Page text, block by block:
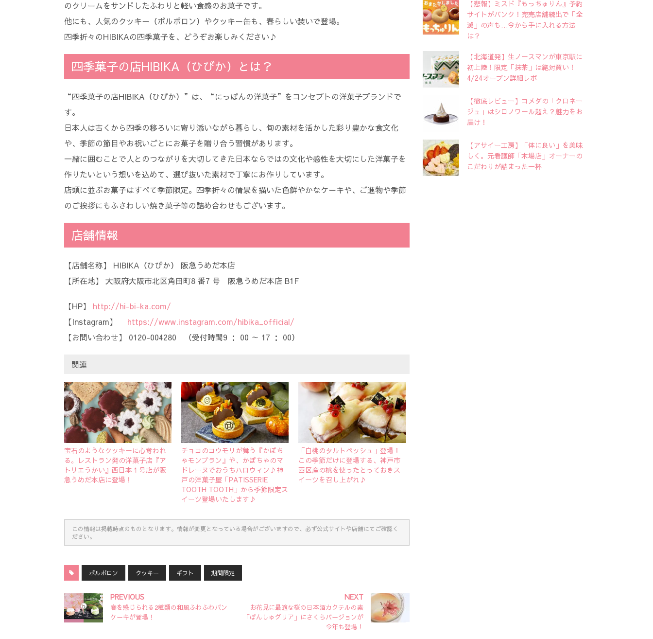
のクリームをサンドしたふわりと軽い食感のお菓子です。
他にも、人気のクッキー（ポルボロン）やクッキー缶も、春らしい装いで登場。
四季折々のHIBIKAの四季菓子を、どうぞお楽しみください♪
四季菓子の店HIBIKA（ひびか）とは？
“四季菓子の店HIBIKA（ひびか）”は、“にっぽんの洋菓子”をコンセプトの洋菓子ブランドで
す。
日本人は古くから四季の移ろいに寄り添いながら暮らし、旬の素材を活かした彩り豊かな食文化
や、季節の節目やお祝いごとにお菓子を贈り合う習慣があります。
一緒に囲むことで人とのつながりを大切してきた日本ならではの文化や感性を大切にした洋菓子を
作りたいという想いを込めて、選び抜いた素材で丁寧にお作りしています。
店頭に並ぶお菓子はすべて季節限定。四季折々の情景を描いた色鮮やかなケーキや、ご進物や季節
のご挨拶にもふさわしい焼き菓子等の詰め合わせもございます。
店舗情報
【店舗名称】 HIBIKA（ひびか） 阪急うめだ本店
【所在地】 大阪府大阪市北区角田町8 番7 号 阪急うめだ本店 B1F
【HP】 http://hi-bi-ka.com/
【Instagram】 https://www.instagram.com/hibika_official/
【お問い合わせ】 0120-004280 （受付時間9 ： 00 ～ 17 ： 00）
関連
宝石のようなクッキーに心奪われ
る。レストラン発の洋菓子店『ア
トリエうかい』西日本１号店が阪
急うめだ本店に登場！
チョコのコウモリが舞う『かぼち
ゃモンブラン』や、かぼちゃのマ
ドレーヌでおうちハロウィン♪神
戸の洋菓子屋「PATISSERIE
TOOTH TOOTH」から季節限定ス
イーツ登場いたします♪
「白桃のタルトペッシュ」登場！
この季節だけに登場する、神戸市
西区産の桃を使ったとっておきス
イーツを召し上がれ♪
この情報は掲載時点のものとなります。情報が変更となっている場合がございますので、必ず公式サイトや店舗にてご確認く
ださい。
ポルポロン クッキー ギフト 期間限定
PREVIOUS
春を感じられる2種類の和風ふわふわパン
ケーキが登場！
NEXT
お花見に最適な桜の日本酒カクテルの素
「ぽんしゅグリア」にさくらバージョンが
今年も登場！
【悲報】ミスド『もっちゅりん』予約
サイトがパンク！完売店舗続出で「全
滅」の声も…今から手に入れる方法
は？
【北海道発】生ノースマンが東京駅に
初上陸！限定「抹茶」は絶対買い！
4/24オープン詳細レポ
【徹底レビュー】コメダの「クロネー
ジュ」はシロノワール超え？魅力をお
届け！
【アサイー工房】「体に良い」を美味
しく。元看護師「木場店」オーナーの
こだわりが詰まった一杯